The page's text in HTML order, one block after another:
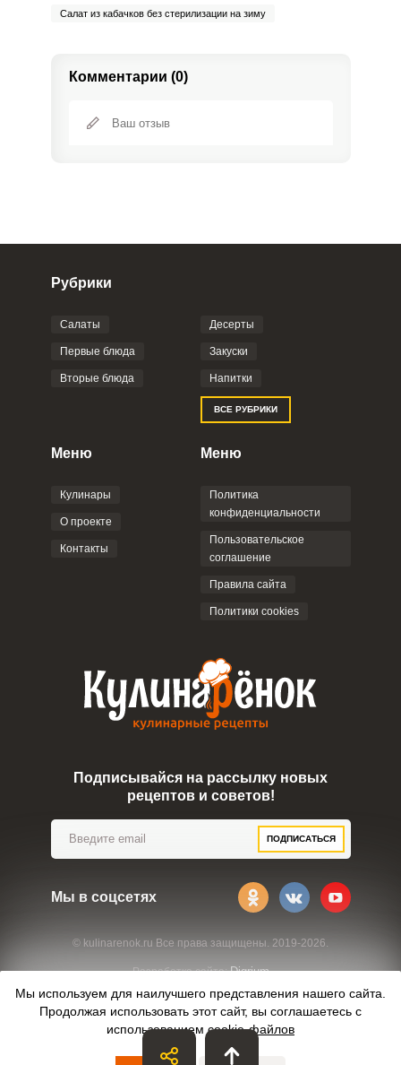
Салат из кабачков без стерилизации на зиму
Комментарии (0)
Фото до 4 шт, до 5 mb
Отправляя эту форму, вы соглашаетесь с
Политикой
Пользовательским
соглашением
© kulinarenok.ru Все права защищены. 2019-2026.
Разработка сайта:Digrium
Рубрики
Салаты
Первые блюда
Вторые блюда
Десерты
Закуски
Напитки
ВСЕ РУБРИКИ
Меню
Кулинары
О проекте
Контакты
Меню
Политика
конфиденциальности
Пользовательское
соглашение
Правила сайта
Политики cookies
Подписывайся на рассылку новых
рецептов и советов!
ПОДПИСАТЬСЯ
Мы в соцсетях
Мы используем для наилучшего представления нашего сайта.
Продолжая использовать этот сайт, вы соглашаетесь с
использованиемcookie-файлов